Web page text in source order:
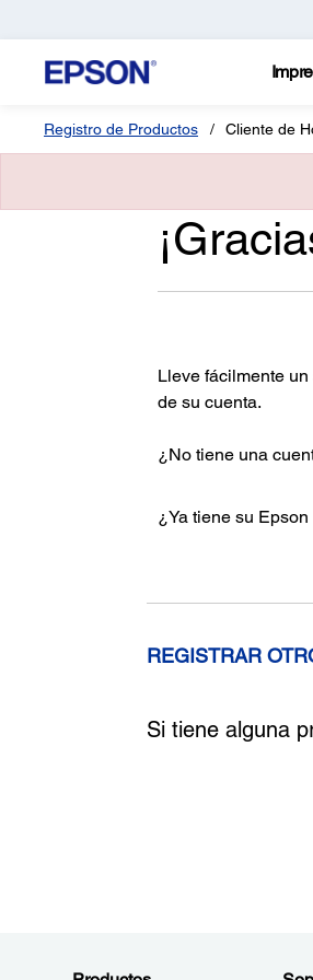
Registro de Productos Cliente de
Lleve fácilmente
de su cuenta.
¿No tiene una
¿Ya tiene su Epson
REGISTRAR
Si tiene alguna